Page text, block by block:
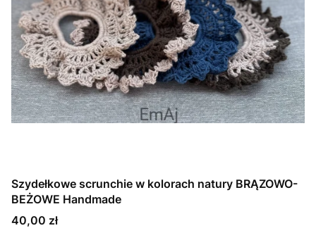
Szydełkowe scrunchie w kolorach natury BRĄZOWO-
BEŻOWE Handmade
Cena
40,00 zł